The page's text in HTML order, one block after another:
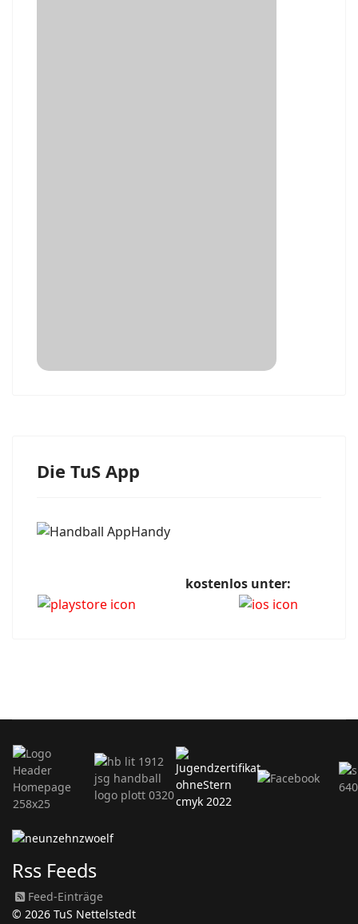
Die TuS App
kostenlos unter:
Rss Feeds
Feed-Einträge
© 2026 TuS Nettelstedt